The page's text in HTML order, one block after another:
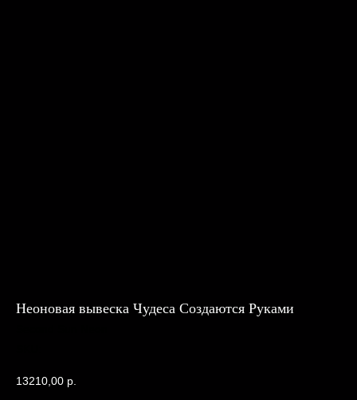
Неоновая вывеска Чудеса Создаются Руками
13210,00 р.